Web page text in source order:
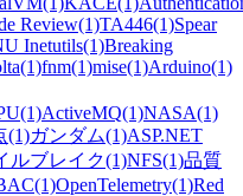
Review(1)TA446(1)Spear
Inetutils(1)Breaking
(1)fnm(1)mise(1)Arduino(1)
(1)ActiveMQ(1)NASA(1)
(1)ガンダム(1)ASP.NET
ルブレイク(1)NFS(1)品質
(1)OpenTelemetry(1)Red